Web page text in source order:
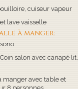
cuiseur vapeur
lave vaisselle
à manger:
salon avec canapé lit,
manger avec table et